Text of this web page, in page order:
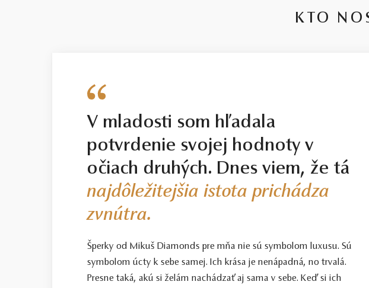
KTO
V mladosti som hľadala
potvrdenie svojej hodnoty v
očiach druhých. Dnes viem, že tá
najdôležitejšia istota prichádza
zvnútra.
Šperky od Mikuš Diamonds pre mňa nie sú symbolom luxusu. Sú
symbolom úcty k sebe samej. Ich krása je nenápadná, no trvalá.
Presne taká, akú si želám nachádzať aj sama v sebe. Keď si ich